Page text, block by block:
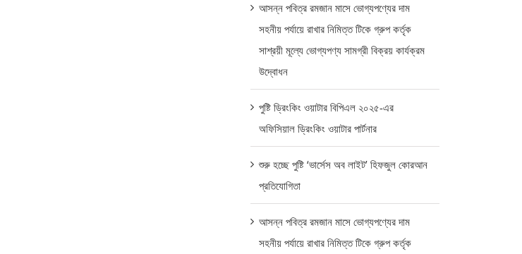
আসন্ন পবিত্র রমজান মাসে ভোগ্যপণ্যের দাম
সহনীয় পর্যায়ে রাখার নিমিত্ত টিকে গ্রুপ কর্তৃক
সাশ্রয়ী মূল্যে ভোগ্যপণ্য সামগ্রী বিক্রয় কার্যক্রম
উদ্বোধন
পুষ্টি ড্রিংকিং ওয়াটার বিপিএল ২০২৫-এর
অফিসিয়াল ড্রিংকিং ওয়াটার পার্টনার
শুরু হচ্ছে পুষ্টি ‘ভার্সেস অব লাইট’ হিফজুল কোরআন
প্রতিযোগিতা
আসন্ন পবিত্র রমজান মাসে ভোগ্যপণ্যের দাম
সহনীয় পর্যায়ে রাখার নিমিত্ত টিকে গ্রুপ কর্তৃক